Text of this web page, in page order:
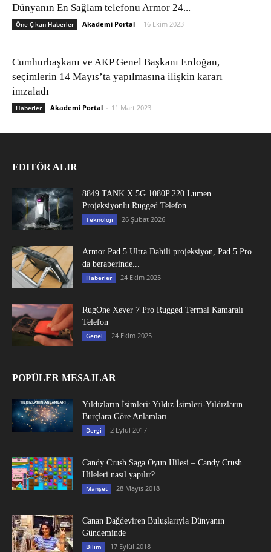
Dünyanın En Sağlam telefonu Armor 24...
Öne Çıkan Haberler Akademi Portal - 16 Ekim 2023
Cumhurbaşkanı ve AKP Genel Başkanı Erdoğan,
seçimlerin 14 Mayıs’ta yapılmasına ilişkin kararı
imzaladı
Haberler Akademi Portal - 11 Mart 2023
EDITÖR ALIR
8849 TANK X 5G 1080P 220 Lümen
Projeksiyonlu Rugged Telefon
Teknoloji 26 Şubat 2026
Armor Pad 5 Ultra Dahili projeksiyon, Pad 5 Pro
da beraberinde...
Haberler 24 Ekim 2025
RugOne Xever 7 Pro Rugged Termal Kamaralı
Telefon
Genel 24 Ekim 2025
POPÜLER MESAJLAR
Yıldızların İsimleri: Yıldız İsimleri-Yıldızların
Burçlara Göre Anlamları
Dergi 2 Eylül 2017
Candy Crush Saga Oyun Hilesi – Candy Crush
Hileleri nasıl yapılır?
Manşet 28 Mayıs 2018
Canan Dağdeviren Buluşlarıyla Dünyanın
Gündeminde
Bilim 17 Eylül 2018